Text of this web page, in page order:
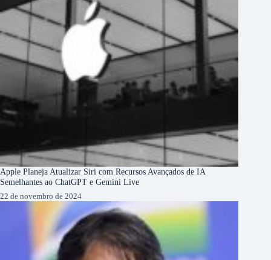
Apple Planeja Atualizar Siri com Recursos Avançados de IA
Semelhantes ao ChatGPT e Gemini Live
22 de novembro de 2024